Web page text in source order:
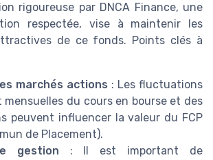
rigoureuse par DNCA Finance, une
respectée, vise à maintenir les
de ce fonds. Points clés à
marchés actions : Les fluctuations
mensuelles du cours en bourse et des
peuvent influencer la valeur du FCP
de Placement).
gestion : Il est important de